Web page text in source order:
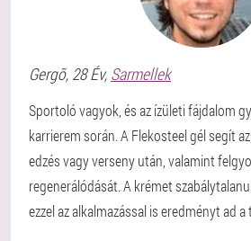
Gergõ, 28 Év, Sarmellek
Sportoló vagyok, és az ízületi fájdalom
karrierem során. A Flekosteel gél segít
edzés vagy verseny után, valamint
regenerálódását. A krémet
ezzel az alkalmazással is eredményt ad a